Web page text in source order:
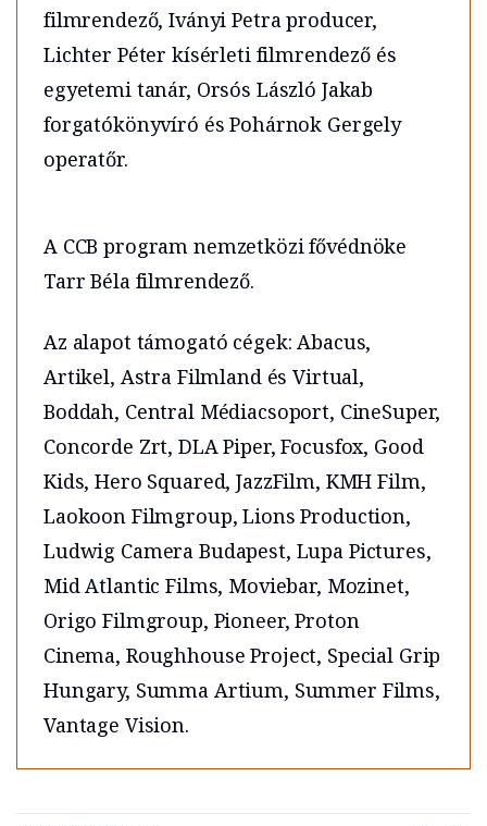
filmrendező, Iványi Petra producer,
Lichter Péter kísérleti filmrendező és
egyetemi tanár, Orsós László Jakab
forgatókönyvíró és Pohárnok Gergely
operatőr.
A CCB program nemzetközi fővédnöke
Tarr Béla filmrendező.
Az alapot támogató cégek: Abacus,
Artikel, Astra Filmland és Virtual,
Boddah, Central Médiacsoport, CineSuper,
Concorde Zrt, DLA Piper, Focusfox, Good
Kids, Hero Squared, JazzFilm, KMH Film,
Laokoon Filmgroup, Lions Production,
Ludwig Camera Budapest, Lupa Pictures,
Mid Atlantic Films, Moviebar, Mozinet,
Origo Filmgroup, Pioneer, Proton
Cinema, Roughhouse Project, Special Grip
Hungary, Summa Artium, Summer Films,
Vantage Vision.